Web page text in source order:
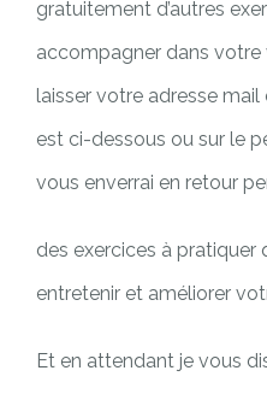
gratuitement d’autres
accompagner dans votre
laisser votre adresse
est ci-dessous ou sur le
vous enverrai en retour
des exercices à
entretenir et améliorer
Et en attendant je vous